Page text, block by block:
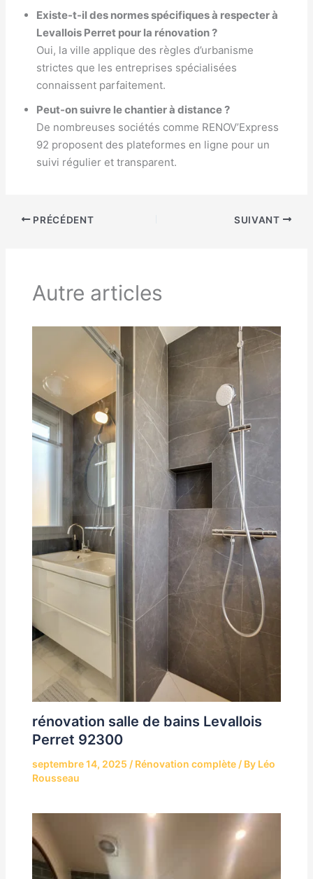
Existe-t-il des normes spécifiques à respecter à
Levallois Perret pour la rénovation ?
Oui, la ville applique des règles d’urbanisme
strictes que les entreprises spécialisées
connaissent parfaitement.
Peut-on suivre le chantier à distance ?
De nombreuses sociétés comme RENOV’Express
92 proposent des plateformes en ligne pour un
suivi régulier et transparent.
PRÉCÉDENT SUIVANT
Autre articles
rénovation salle de bains Levallois
Perret 92300
septembre 14, 2025 / Rénovation complète/ By Léo
Rousseau